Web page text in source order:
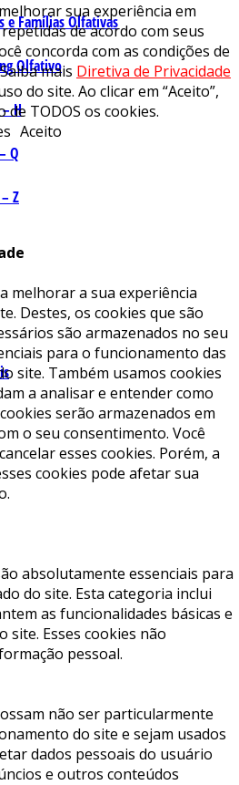
e Famílias Olfativas
Olfativo
H
Q
Z
sua experiência em
de acordo com seus
concorda com as condições de
mais Diretiva de Privacidade
do site. Ao clicar em “Aceito”,
de TODOS os cookies.
Aceito
melhorar a sua experiência
Destes, os cookies que são
são armazenados no seu
para o funcionamento das
site. Também usamos cookies
a analisar e entender como
serão armazenados em
o seu consentimento. Você
esses cookies. Porém, a
cookies pode afetar sua
absolutamente essenciais para
do site. Esta categoria inclui
as funcionalidades básicas e
site. Esses cookies não
pessoal.
não ser particularmente
do site e sejam usados
dados pessoais do usuário
e outros conteúdos